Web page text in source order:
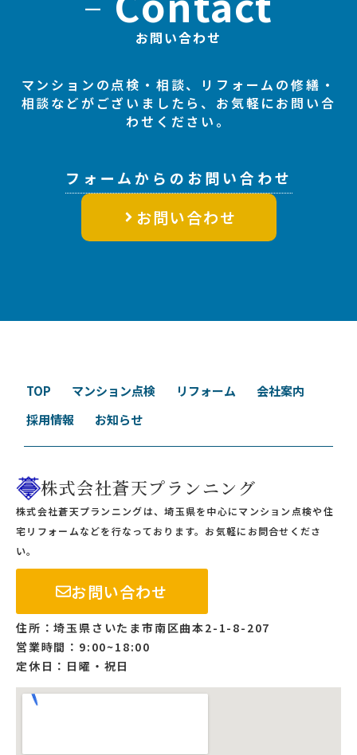
お問い合わせ
マンションの点検・相談、リフォームの修繕・
相談などがございましたら、お気軽にお問い合
わせください。
フォームからのお問い合わせ
お問い合わせ
TOP マンション点検 リフォーム
会社案内
採用情報
お知らせ
株式会社蒼天プランニング
株式会社蒼天プランニングは、埼玉県を中心にマンション点検や住
宅リフォームなどを行なっております。お気軽にお問合せくださ
い。
お問い合わせ
住所：埼玉県さいたま市南区曲本2-1-8-207
営業時間：9:00~18:00
定休日：日曜・祝日